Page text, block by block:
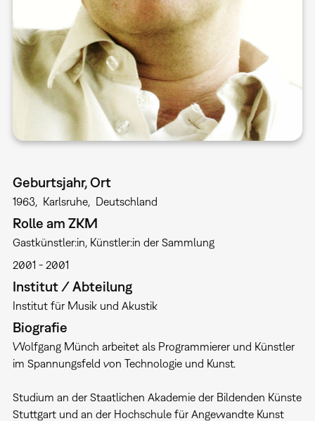
Geburtsjahr, Ort
1963 Karlsruhe Deutschland
Rolle am ZKM
Gastkünstler:in Künstler:in der Sammlung
2001
2001
Institut / Abteilung
Institut für Musik und Akustik
Biografie
Wolfgang Münch arbeitet als Programmierer und Künstler
im Spannungsfeld von Technologie und Kunst.
Studium an der Staatlichen Akademie der Bildenden Künste
Stuttgart und an der Hochschule für Angewandte Kunst